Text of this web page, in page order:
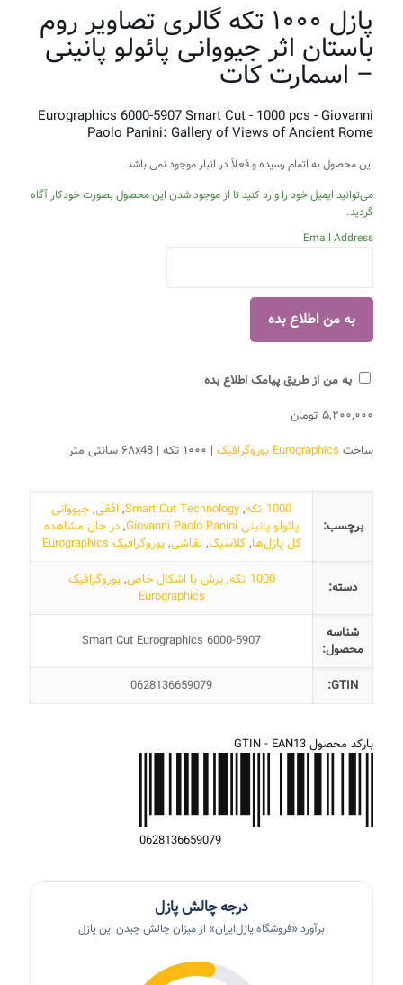
پازل ۱۰۰۰ تکه گالری تصاویر روم
باستان اثر جیووانی پائولو پانینی
– اسمارت کات
Eurographics 6000-5907 Smart Cut - 1000 pcs - Giovanni
Paolo Panini: Gallery of Views of Ancient Rome
این محصول به اتمام رسیده و فعلاً در انبار موجود نمی باشد
می‌توانید ایمیل خود را وارد کنید تا از موجود شدن این محصول بصورت خودکار آگاه
گردید.
Email Address
به من از طریق پیامک اطلاع بده
۵,۲۰۰,۰۰۰ تومان
ساخت Eurographics یوروگرافیک | ۱۰۰۰ تکه | ۶۸x48 سانتی متر
برچسب:
1000 تکه ,
Smart Cut Technology
,افقی,جیووانی
پائولو پانینی Giovanni Paolo Panini
,در حال مشاهده
کل پازل‌ها,کلاسیک,نقاشی,یوروگرافیک Eurographics
دسته: 1000 تکه ,برش با اشکال خاص,یوروگرافیک
Eurographics
شناسه
محصول:
Smart Cut Eurographics 6000-5907
GTIN:
0628136659079
بارکد محصول GTIN - EAN13
0628136659079
درجه چالش پازل
برآورد «فروشگاه پازل‌ایران» از میزان چالش چیدن این پازل